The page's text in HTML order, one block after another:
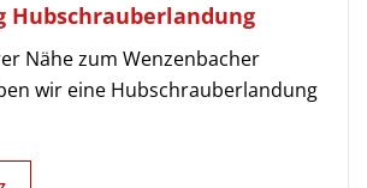
Hubschrauberlandung
Nähe zum Wenzenbacher
wir eine Hubschrauberlandung